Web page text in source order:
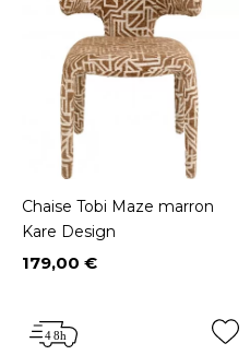
Chaise Tobi Maze marron
Kare Design
Prix
179,00 €